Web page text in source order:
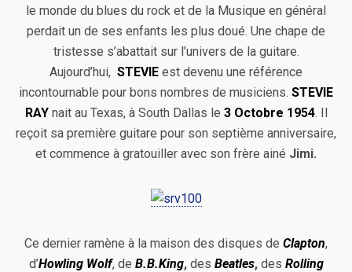
le monde du blues du rock et de la Musique en général
perdait un de ses enfants les plus doué. Une chape de
tristesse s’abattait sur l’univers de la guitare.
Aujourd’hui, STEVIE est devenu une référence
incontournable pour bons nombres de musiciens. STEVIE
RAYnait au Texas, à South Dallas le 3 Octobre 1954. Il
reçoit sa première guitare pour son septième anniversaire,
et commence à gratouiller avec son frère ainé Jimi.
Ce dernier ramène à la maison des disques de Clapton,
d’Howling Wolf, de B.B.King,des Beatles,des Rolling